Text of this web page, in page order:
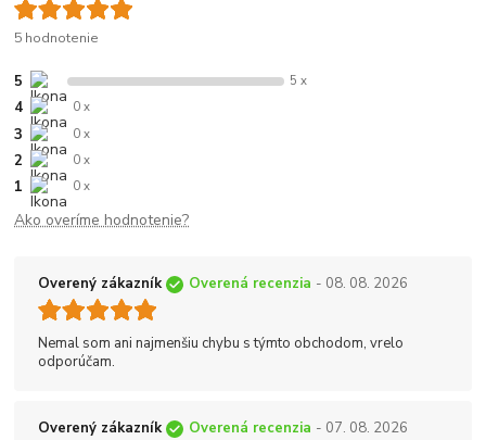
5 hodnotenie
5 5 x
4 0 x
3 0 x
2 0 x
1 0 x
Ako overíme hodnotenie?
Overený zákazník Overená recenzia - 08. 08. 2026
Nemal som ani najmenšiu chybu s týmto obchodom, vrelo
odporúčam.
Overený zákazník Overená recenzia - 07. 08. 2026